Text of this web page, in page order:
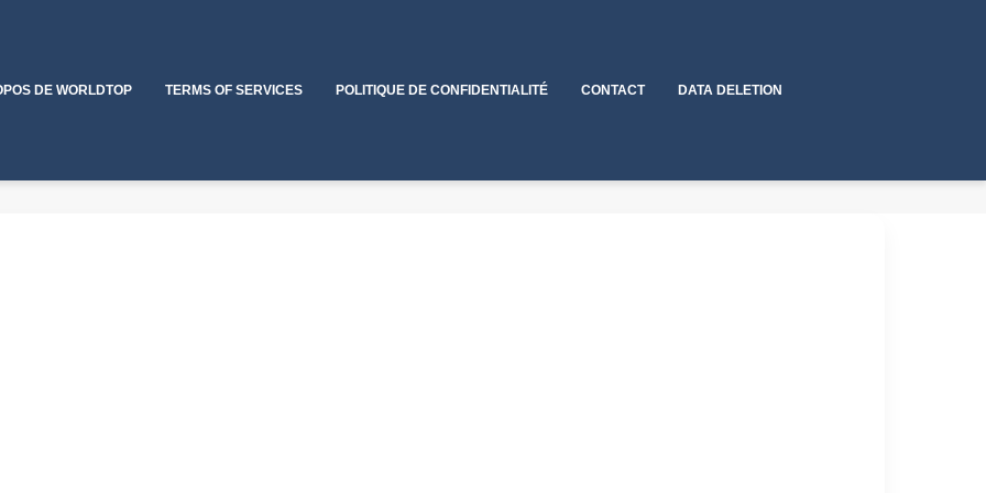
DE WORLDTOP TERMS OF SERVICES POLITIQUE DE CONFIDENTIALITÉ CONTACT DATA DELETION